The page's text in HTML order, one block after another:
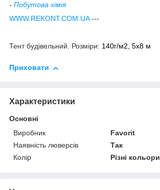
- Побутова хімія
WWW.REKONT.COM.UA---
Тент будівельний. Розміри: 140г/м2, 5х8 м
Приховати
Характеристики
Основні
Виробник
Favorit
Наявність люверсів
Так
Колір
Різні кольори